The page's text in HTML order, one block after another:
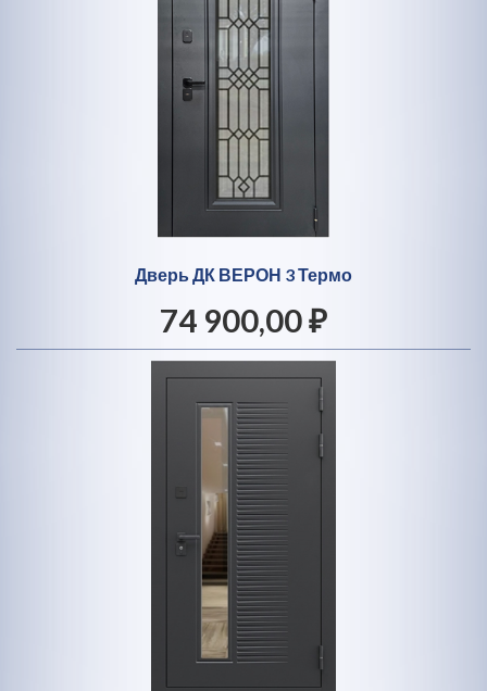
Дверь ДК ВЕРОН 3 Термо
74 900,00 ₽